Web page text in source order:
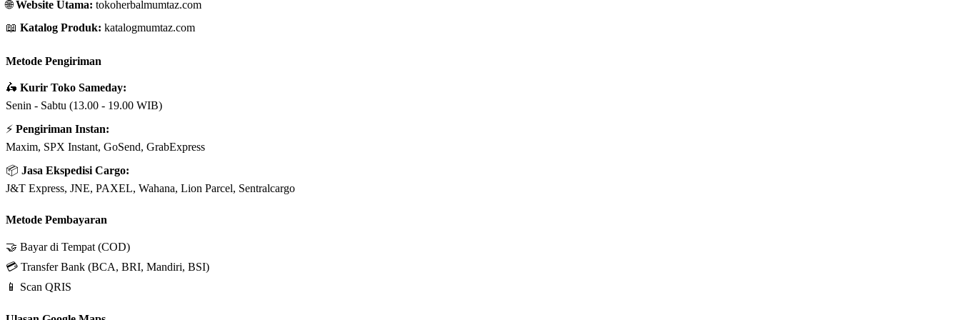
🌐Website Utama: tokoherbalmumtaz.com
📖 Katalog Produk: katalogmumtaz.com
Metode Pengiriman
🛵 Kurir Toko Sameday:
Senin - Sabtu (13.00 - 19.00 WIB)
⚡ Pengiriman Instan:
Maxim, SPX Instant, GoSend, GrabExpress
📦 Jasa Ekspedisi Cargo:
J&T Express, JNE, PAXEL, Wahana, Lion Parcel, Sentralcargo
Metode Pembayaran
🤝 Bayar di Tempat (COD)
💳 Transfer Bank (BCA, BRI, Mandiri, BSI)
📱 Scan QRIS